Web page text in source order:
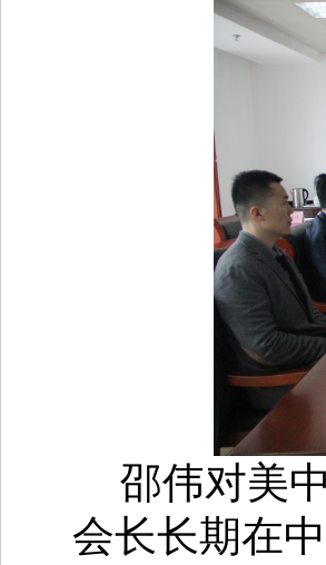
邵伟对美
会长长期在